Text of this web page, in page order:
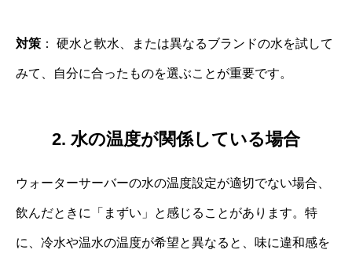
対策 ： 硬水と軟水、または異なるブランドの水を試して
みて、自分に合ったものを選ぶことが重要です。
2. 水の温度が関係している場合
ウォーターサーバーの水の温度設定が適切でない場合、
飲んだときに「まずい」と感じることがあります。特
に、冷水や温水の温度が希望と異なると、味に違和感を